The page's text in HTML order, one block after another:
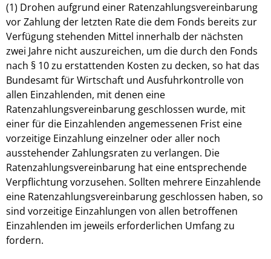
(1) Drohen aufgrund einer Ratenzahlungsvereinbarung
vor Zahlung der letzten Rate die dem Fonds bereits zur
Verfügung stehenden Mittel innerhalb der nächsten
zwei Jahre nicht auszureichen, um die durch den Fonds
nach § 10 zu erstattenden Kosten zu decken, so hat das
Bundesamt für Wirtschaft und Ausfuhrkontrolle von
allen Einzahlenden, mit denen eine
Ratenzahlungsvereinbarung geschlossen wurde, mit
einer für die Einzahlenden angemessenen Frist eine
vorzeitige Einzahlung einzelner oder aller noch
ausstehender Zahlungsraten zu verlangen. Die
Ratenzahlungsvereinbarung hat eine entsprechende
Verpflichtung vorzusehen. Sollten mehrere Einzahlende
eine Ratenzahlungsvereinbarung geschlossen haben, so
sind vorzeitige Einzahlungen von allen betroffenen
Einzahlenden im jeweils erforderlichen Umfang zu
fordern.